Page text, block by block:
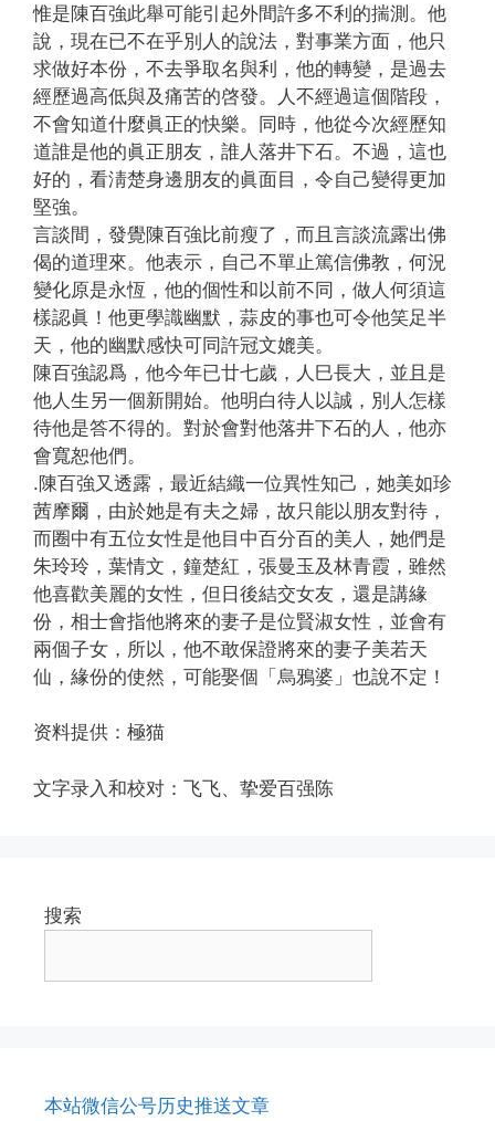
惟是陳百強此舉可能引起外間許多不利的揣測。他
說，現在已不在乎別人的說法，對事業方面，他只
求做好本份，不去爭取名與利，他的轉變，是過去
經歷過高低與及痛苦的啓發。人不經過這個階段，
不會知道什麼眞正的快樂。同時，他從今次經歷知
道誰是他的眞正朋友，誰人落井下石。不過，這也
好的，看淸楚身邊朋友的眞面目，令自己變得更加
堅強。
言談間，發覺陳百強比前瘦了，而且言談流露出佛
偈的道理來。他表示，自己不單止篤信佛教，何況
變化原是永恆，他的個性和以前不同，做人何須這
樣認眞！他更學識幽默，蒜皮的事也可令他笑足半
天，他的幽默感快可同許冠文媲美。
陳百強認爲，他今年已廿七歲，人巳長大，並且是
他人生另一個新開始。他明白待人以誠，別人怎樣
待他是答不得的。對於會對他落井下石的人，他亦
會寬恕他們。
.陳百強又透露，最近結織一位異性知己，她美如珍
茜摩爾，由於她是有夫之婦，故只能以朋友對待，
而圈中有五位女性是他目中百分百的美人，她們是
朱玲玲，葉情文，鐘楚紅，張曼玉及林青霞，雖然
他喜歡美麗的女性，但日後結交女友，還是講緣
份，相士會指他將來的妻子是位賢淑女性，並會有
兩個子女，所以，他不敢保證將來的妻子美若天
仙，緣份的使然，可能娶個「烏鴉婆」也說不定！
资料提供：極猫
文字录入和校对：飞飞、挚爱百强陈
搜索
本站微信公号历史推送文章